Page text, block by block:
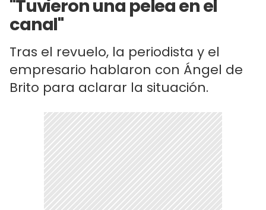
"Tuvieron una pelea en el
canal"
Tras el revuelo, la periodista y el
empresario hablaron con Ángel de
Brito para aclarar la situación.